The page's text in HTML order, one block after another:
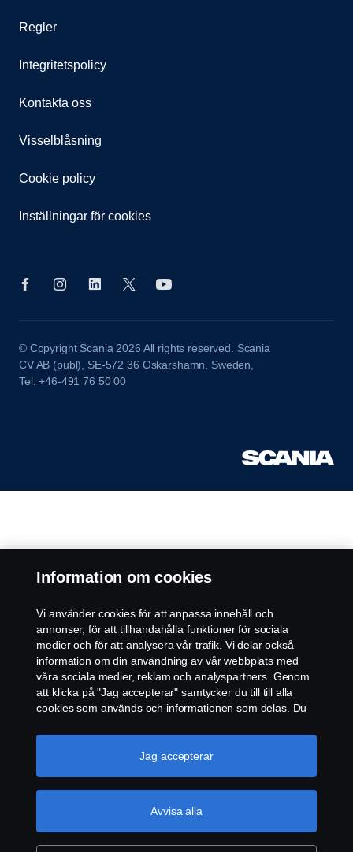
Regler
Integritetspolicy
Kontakta oss
Visselblåsning
Cookie policy
Inställningar för cookies
© Copyright Scania 2026 All rights reserved. Scania
CV AB (publ), SE-572 36 Oskarshamn, Sweden,
Tel: +46-491 76 50 00
Information om cookies
Vi använder cookies för att anpassa innehåll och
annonser, för att tillhandahålla funktioner för sociala
medier och för att analysera vår trafik. Vi delar också
information om din användning av vår webbplats med
våra sociala medier, reklam och analyspartners. Genom
att klicka på "Jag accepterar" samtycker du till till alla
cookies som används och informationen som delas. Du
"Cookie-inställningar" och välja de kategorier du vill
acceptera. För en mer detaljerad förklaring av hur vi
Avvisa alla
Jag accepterar